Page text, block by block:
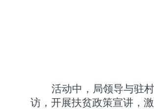
活动中，局领导与驻
访，开展扶贫政策宣讲，